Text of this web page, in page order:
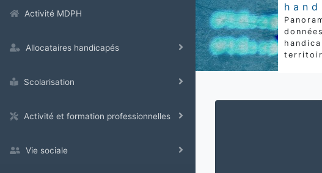
Activité MDPH
Allocataires handicapés
Scolarisation
Activité et formation professionnelles
Vie sociale